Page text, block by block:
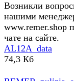
Возникли
нашими
www.remer.shop
чате на сайте.
AL12A_data
74,3 Кб